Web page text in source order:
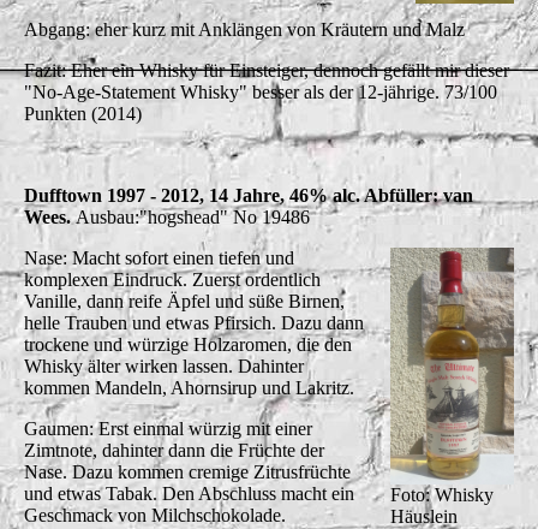
Abgang: eher kurz mit Anklängen von Kräutern und Malz
Fazit: Eher ein Whisky für Einsteiger, dennoch gefällt mir dieser
"No-Age-Statement Whisky" besser als der 12-jährige. 73/100
Punkten (2014)
Dufftown 1997 - 2012, 14 Jahre, 46% alc. Abfüller: van
Wees.Ausbau:"hogshead" No 19486
Foto: Whisky
Häuslein
Nase: Macht sofort einen tiefen und
komplexen Eindruck. Zuerst ordentlich
Vanille, dann reife Äpfel und süße Birnen,
helle Trauben und etwas Pfirsich. Dazu dann
trockene und würzige Holzaromen, die den
Whisky älter wirken lassen. Dahinter
kommen Mandeln, Ahornsirup und Lakritz.
Gaumen: Erst einmal würzig mit einer
Zimtnote, dahinter dann die Früchte der
Nase. Dazu kommen cremige Zitrusfrüchte
und etwas Tabak. Den Abschluss macht ein
Geschmack von Milchschokolade.